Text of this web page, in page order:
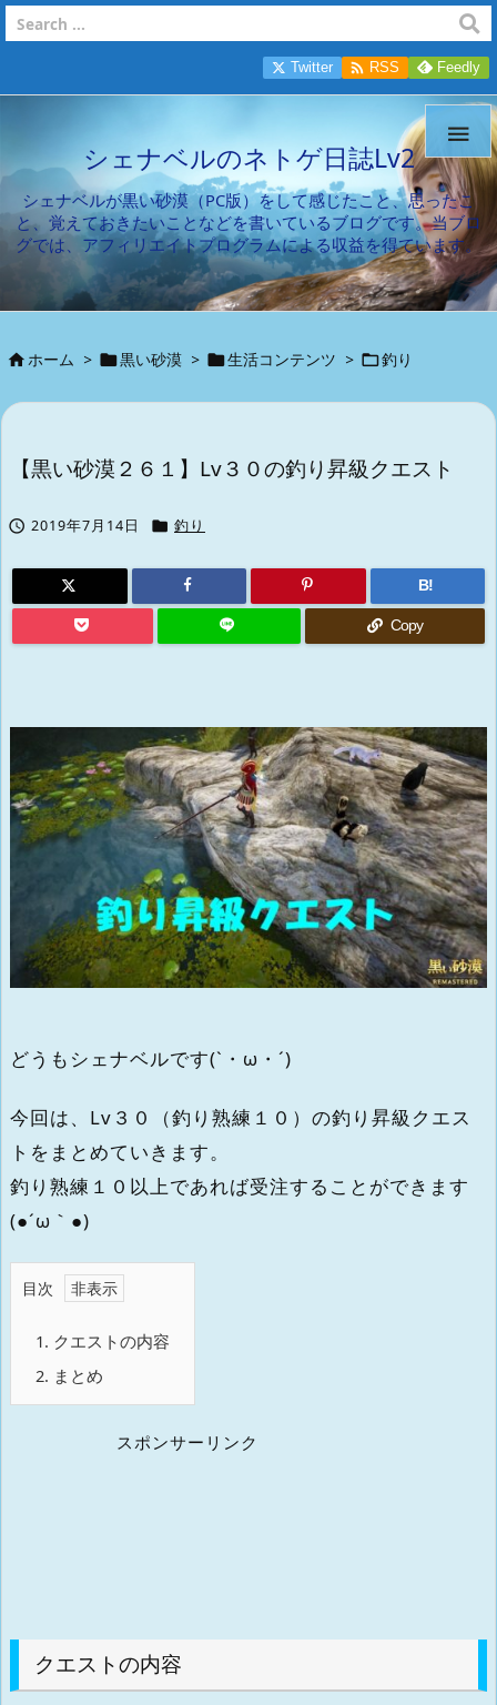
シェナベルのネトゲ日誌Lv2
シェナベルが黒い砂漠（PC版）をして感じたこと、思ったこ
と、覚えておきたいことなどを書いているブログです。当ブロ
グでは、アフィリエイトプログラムによる収益を得ています。

Twitter  RSS Feedly
ホーム > 黒い砂漠 > 生活コンテンツ > 釣り
【黒い砂漠２６１】Lv３０の釣り昇級クエスト
 2019年7月14日  釣り
B!
Copy
どうもシェナベルです(`・ω・´)
今回は、Lv３０（釣り熟練１０）の釣り昇級クエス
トをまとめていきます。
釣り熟練１０以上であれば受注することができます
(●´ω｀●)
目次
1. クエストの内容
2. まとめ
スポンサーリンク
クエストの内容